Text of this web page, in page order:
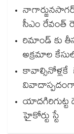
సీఎం రేవంత్
రిమాండ్ కు
అక్రమాల
కావాల్సినోళ్లకే
వివాదాస్పదంగా
యాదగిరిగుట్ట
హైకోర్టు స్టే